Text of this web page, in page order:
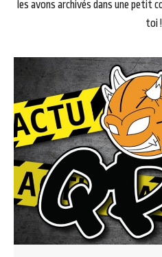
les avons archivés dans une petit
toi !